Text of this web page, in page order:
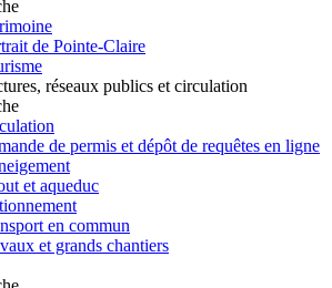
de Pointe-Claire
réseaux publics et circulation
de permis et dépôt de requêtes en ligne
et aqueduc
en commun
et grands chantiers